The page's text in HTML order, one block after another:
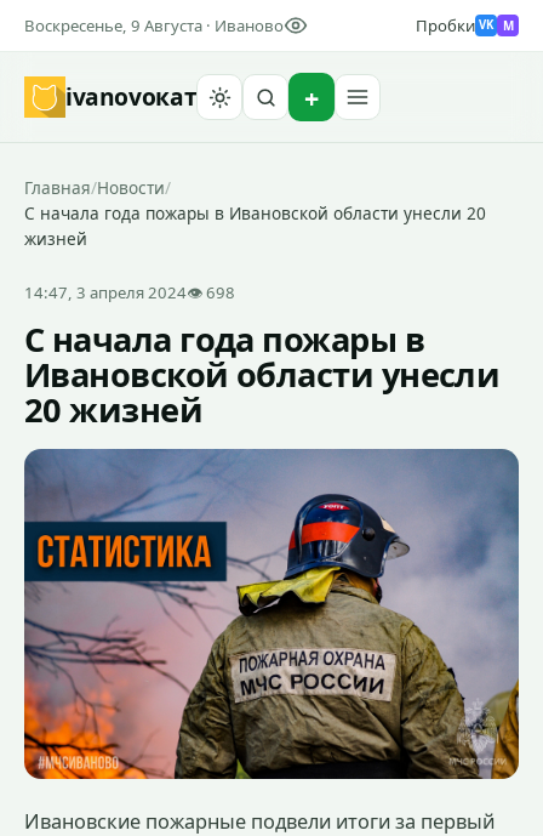
Воскресенье, 9 Августа · Иваново Пробки VK M
ivanovoкат
Главная/Новости/
С начала года пожары в Ивановской области унесли 20
жизней
14:47, 3 апреля 2024👁 698
С начала года пожары в
Ивановской области унесли
20 жизней
Ивановские пожарные подвели итоги за первый